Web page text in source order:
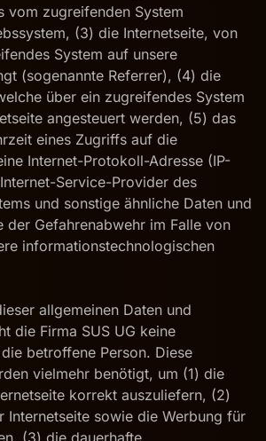
vom zugreifenden System
(3) die Internetseite, von
System auf unsere
(sogenannte Referrer), (4) die
über ein zugreifendes System
angesteuert werden, (5) das
eines Zugriffs auf die
Internet-Protokoll-Adresse (IP-
Service-Provider des
und sonstige ähnliche Daten und
der Gefahrenabwehr im Falle von
informationstechnologischen
allgemeinen Daten und
die Firma SUS UG keine
betroffene Person. Diese
vielmehr benötigt, um (1) die
korrekt auszuliefern, (2)
Internetseite sowie die Werbung für
(3) die dauerhafte